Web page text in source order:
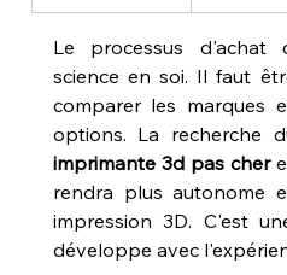
Le processus
science en soi. Il faut
comparer les marques
options. La recherche
imprimante 3d pas cher
rendra plus autonome
impression 3D. C'est
développe avec